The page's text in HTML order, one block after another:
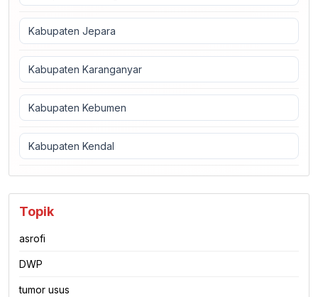
Kabupaten Jepara
Kabupaten Karanganyar
Kabupaten Kebumen
Kabupaten Kendal
Topik
asrofi
DWP
tumor usus